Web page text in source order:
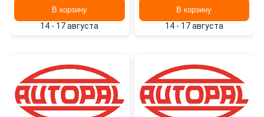
В корзину
14 - 17 августа
В корзину
14 - 17 августа